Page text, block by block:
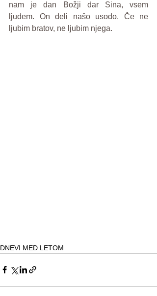
nam je dan Božji dar Sina, vsem
ljudem. On deli našo usodo. Če ne
ljubim bratov, ne ljubim njega.
DNEVI MED LETOM